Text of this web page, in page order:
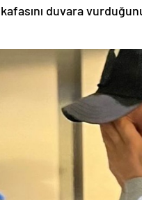
kafasını duvara